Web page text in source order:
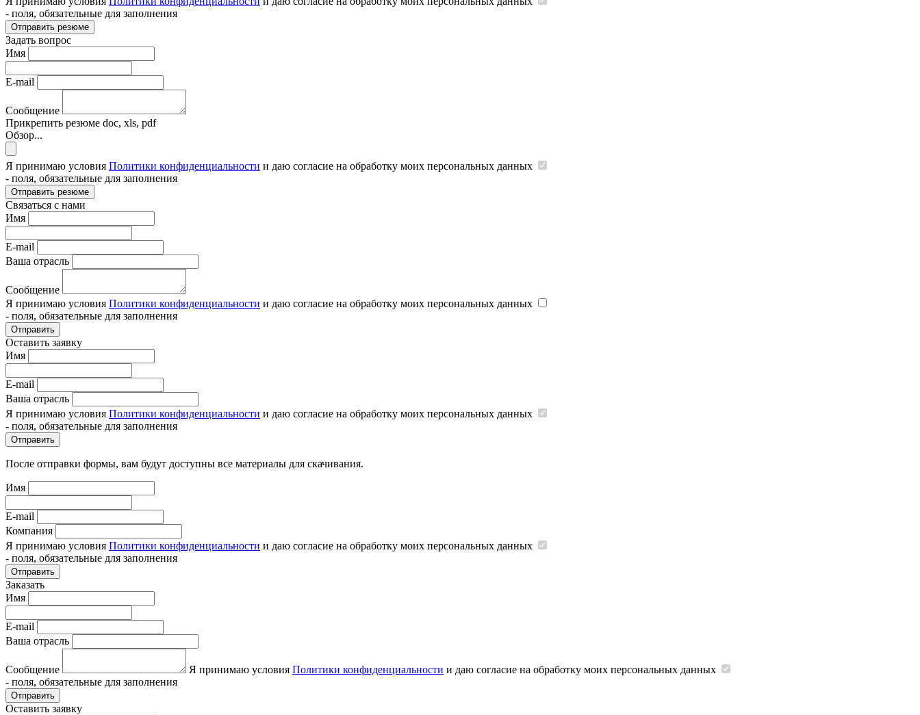
- поля, обязательные для заполнения
Отправить резюме
Задать вопрос
Имя
E-mail
Сообщение
Прикрепить резюме doc, xls, pdf
Обзор...
Я принимаю условия Политики конфиденциальности и даю согласие на обработку моих персональных данных
- поля, обязательные для заполнения
Отправить резюме
Связаться с нами
Имя
E-mail
Ваша отрасль
Сообщение
Я принимаю условия Политики конфиденциальности и даю согласие на обработку моих персональных данных
- поля, обязательные для заполнения
Отправить
Оставить заявку
Имя
E-mail
Ваша отрасль
Я принимаю условия Политики конфиденциальности и даю согласие на обработку моих персональных данных
- поля, обязательные для заполнения
Отправить
После отправки формы, вам будут доступны все материалы для скачивания.
Имя
E-mail
Компания
Я принимаю условия Политики конфиденциальности и даю согласие на обработку моих персональных данных
- поля, обязательные для заполнения
Отправить
Заказать
Имя
E-mail
Ваша отрасль
Сообщение Я принимаю условия Политики конфиденциальности и даю согласие на обработку моих персональных данных
- поля, обязательные для заполнения
Отправить
Оставить заявку